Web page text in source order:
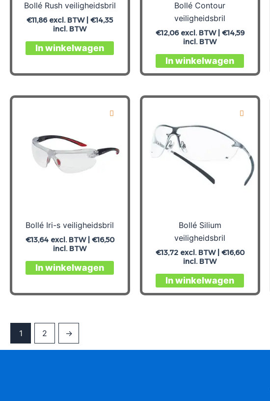
Bollé Rush veiligheidsbril
€11,86excl. BTW |€14,35
incl. BTW
In winkelwagen
Bollé Contour
veiligheidsbril
€12,06excl. BTW | €14,59
incl. BTW
In winkelwagen
Bollé Iri-s veiligheidsbril
€13,64excl. BTW | €16,50
incl. BTW
In winkelwagen
Bollé Silium
veiligheidsbril
€13,72excl. BTW | €16,60
incl. BTW
In winkelwagen
1 2 →